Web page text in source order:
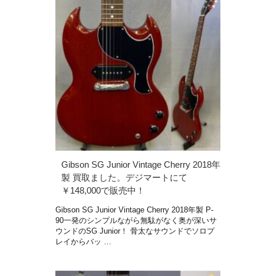
Gibson SG Junior Vintage Cherry 2018年
製 買取ました。デジマートにて
￥148,000で販売中！
Gibson SG Junior Vintage Cherry 2018年製 P-
90一発のシンプルながら無駄がなく奥が深いサ
ウンドのSG Junior！ 骨太なサウンドでソロプ
レイからバッ …